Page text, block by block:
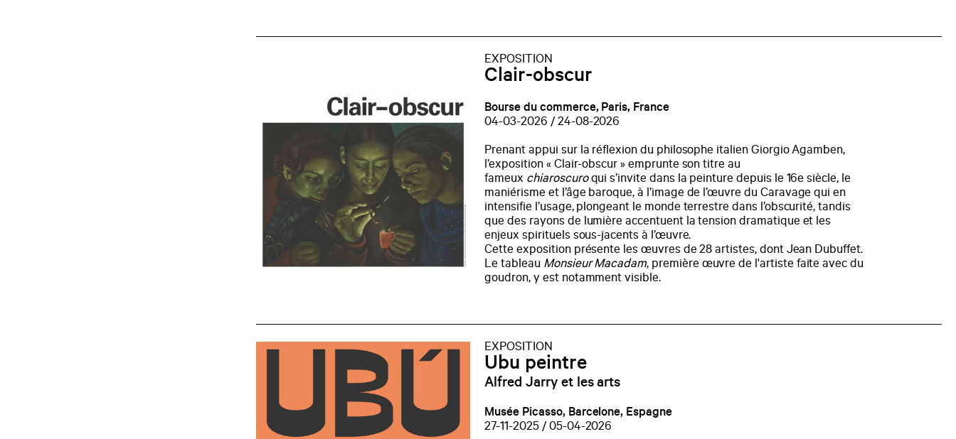
EXPOSITION
Clair-obscur
Bourse du commerce, Paris, France
04-03-2026 / 24-08-2026
Prenant appui sur la réflexion du philosophe italien Giorgio Agamben,
l’exposition « Clair-obscur » emprunte son titre au
fameux chiaroscuroqui s’invite dans la peinture depuis le 16e siècle, le
maniérisme et l’âge baroque, à l’image de l’œuvre du Caravage qui en
intensifie l’usage, plongeant le monde terrestre dans l’obscurité, tandis
que des rayons de lumière accentuent la tension dramatique et les
enjeux spirituels sous-jacents à l’œuvre.
Cette exposition présente les œuvres de 28 artistes, dont Jean Dubuffet.
Le tableau Monsieur Macadam, première œuvre de l'artiste faite avec du
goudron, y est notamment visible.
EXPOSITION
Ubu peintre
Alfred Jarry et les arts
Musée Picasso, Barcelone, Espagne
27-11-2025 / 05-04-2026